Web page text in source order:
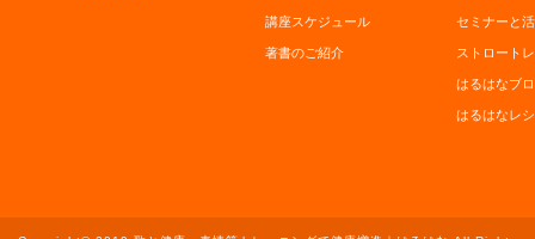
講座スケジュール
著書のご紹介
セミナーと
ストロート
はるはなブ
はるはなレ